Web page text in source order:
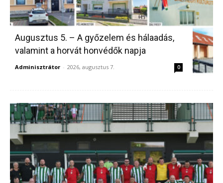
Augusztus 5. – A győzelem és hálaadás,
valamint a horvát honvédők napja
Adminisztrátor - 2026, augusztus 7. 0